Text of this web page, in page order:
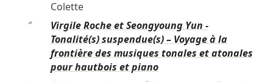
Colette
″
Virgile Roche et Seongyoung Yun -
Tonalité(s) suspendue(s) – Voyage à la
frontière des musiques tonales et atonales
pour hautbois et piano